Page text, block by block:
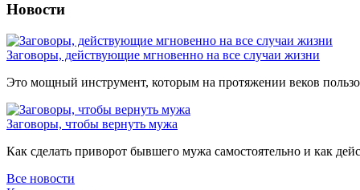
Новости
Заговоры, действующие мгновенно на все случаи жизни
Это мощный инструмент, которым на протяжении веков
Заговоры, чтобы вернуть мужа
Как сделать приворот бывшего мужа самостоятельно и как
Все новости